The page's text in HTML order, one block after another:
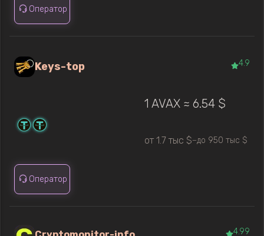
Оператор
Keys-top 4.9
1 AVAX ≈ 6.54 $
от 1.7 тыс $—до 950 тыс $
Оператор
4.99